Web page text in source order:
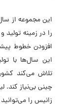
تلاش می‌کند
چینی بی‌نیاز
زانیس را